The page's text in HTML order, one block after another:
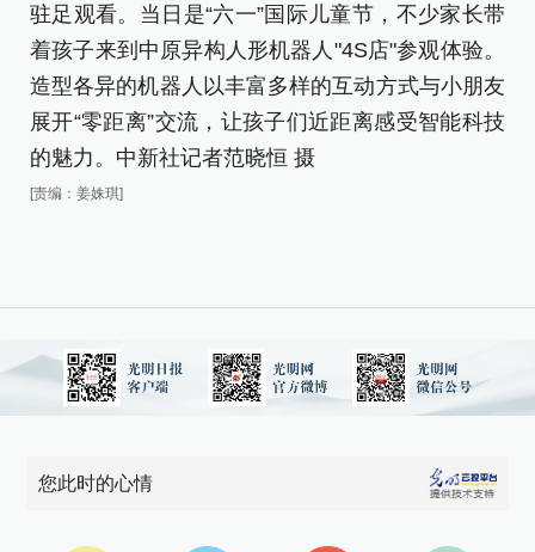
驻足观看。当日是“六一”国际儿童节，不少家长带
着孩子来到中原异构人形机器人"4S店"参观体验。
造型各异的机器人以丰富多样的互动方式与小朋友
展开“零距离”交流，让孩子们近距离感受智能科技
的魅力。中新社记者范晓恒 摄
[责编：姜姝琪]
您此时的心情